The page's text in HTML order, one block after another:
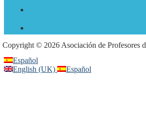
Copyright © 2026 Asociación de Profesores
Español
English (UK)
Español